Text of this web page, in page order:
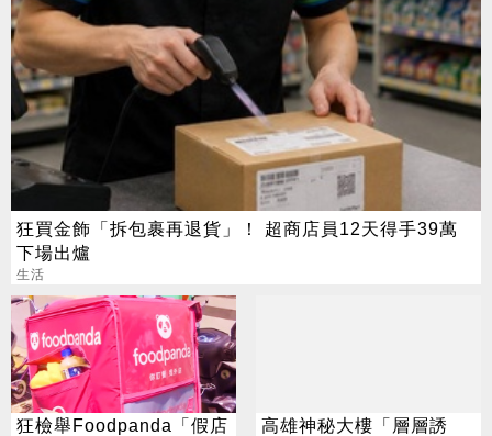
狂買金飾「拆包裹再退貨」！ 超商店員12天得手39萬
下場出爐
生活
狂檢舉Foodpanda「假店
高雄神秘大樓「層層誘